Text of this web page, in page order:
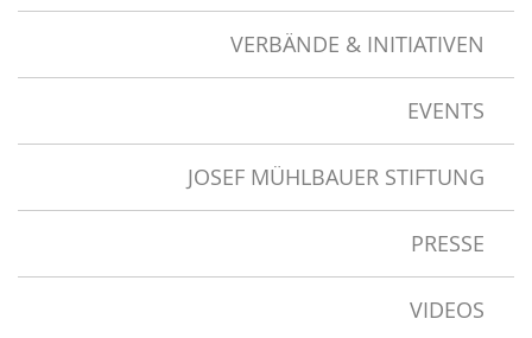
VERBÄNDE & INITIATIVEN
EVENTS
JOSEF MÜHLBAUER STIFTUNG
PRESSE
VIDEOS